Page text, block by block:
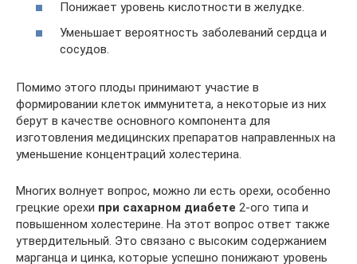
Понижает уровень кислотности в желудке.
Уменьшает вероятность заболеваний сердца и
сосудов.
Помимо этого плоды принимают участие в
формировании клеток иммунитета, а некоторые из них
берут в качестве основного компонента для
изготовления медицинских препаратов направленных на
уменьшение концентраций холестерина.
Многих волнует вопрос, можно ли есть орехи, особенно
грецкие орехи при сахарном диабете 2-ого типа и
повышенном холестерине. На этот вопрос ответ также
утвердительный. Это связано с высоким содержанием
марганца и цинка, которые успешно понижают уровень